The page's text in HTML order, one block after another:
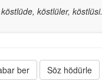
köstlüler, köstlüsi.
ber Söz hödürle